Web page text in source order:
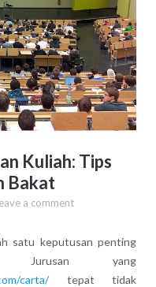
Kuliah: Tips
Bakat
a comment
satu keputusan penting
yang
carta/tepat tidak